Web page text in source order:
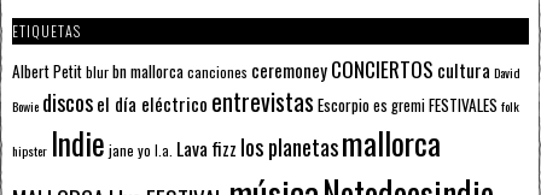
ETIQUETAS
Albert Petitblurbn mallorcacanciones ceremoneyCONCIERTOS cultura David
Bowie discosel día eléctrico entrevistas Escorpioes gremiFESTIVALES folk
hipster Indie jane yo l.a. Lava fizz los planetasmallorca